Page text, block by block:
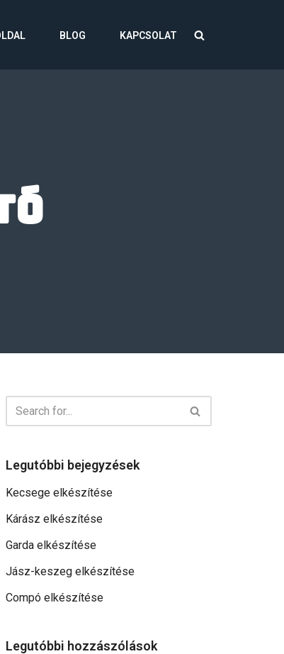
BLOG KAPCSOLAT
Legutóbbi bejegyzések
Kecsege elkészítése
Kárász elkészítése
Garda elkészítése
Jász-keszeg elkészítése
Compó elkészítése
Legutóbbi hozzászólások